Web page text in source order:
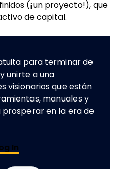
(¡un proyecto!), que
de capital.
para terminar de
unirte a una
visionarios que están
manuales y
en la era de
In